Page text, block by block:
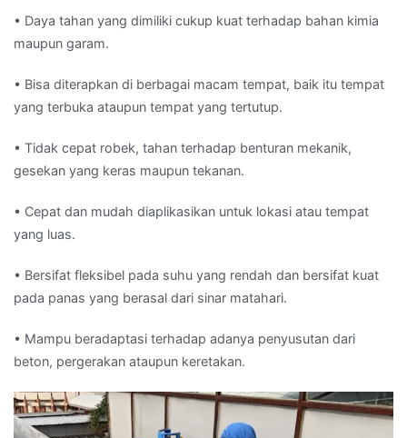
• Daya tahan yang dimiliki cukup kuat terhadap bahan kimia
maupun garam.
• Bisa diterapkan di berbagai macam tempat, baik itu tempat
yang terbuka ataupun tempat yang tertutup.
• Tidak cepat robek, tahan terhadap benturan mekanik,
gesekan yang keras maupun tekanan.
• Cepat dan mudah diaplikasikan untuk lokasi atau tempat
yang luas.
• Bersifat fleksibel pada suhu yang rendah dan bersifat kuat
pada panas yang berasal dari sinar matahari.
• Mampu beradaptasi terhadap adanya penyusutan dari
beton, pergerakan ataupun keretakan.